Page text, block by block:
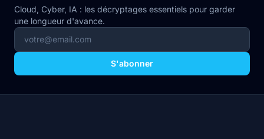
Cloud, Cyber, IA : les décryptages essentiels pour garder
une longueur d'avance.
S'abonner